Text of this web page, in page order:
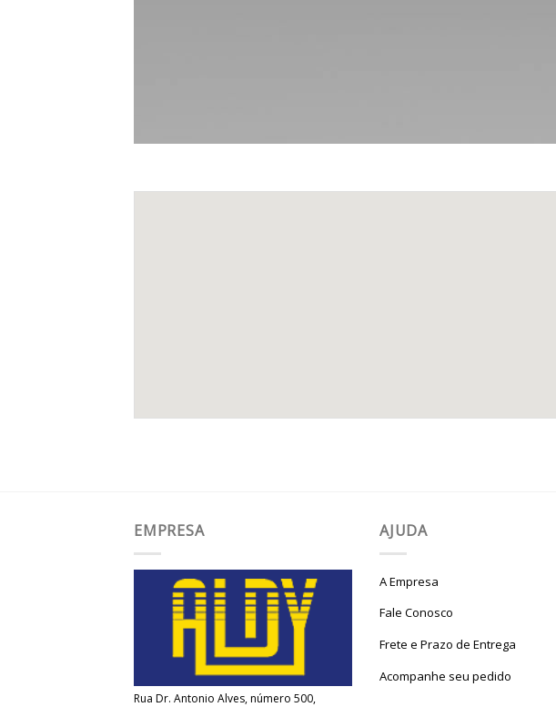
EMPRESA
Rua Dr. Antonio Alves, número 500,
AJUDA
A Empresa
Fale Conosco
Frete e Prazo de Entrega
Acompanhe seu pedido